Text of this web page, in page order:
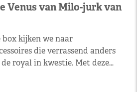
Venus van Milo-jurk van
kijken we naar
die verrassend anders
royal in kwestie. Met deze…